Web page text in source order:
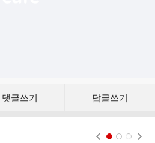
댓글쓰기 답글쓰기